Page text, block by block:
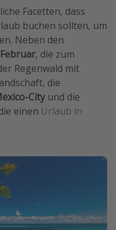
Facetten, dass
buchen sollten, um
Neben den
, die zum
Regenwald mit
die
Cityund die
einen Urlaub in